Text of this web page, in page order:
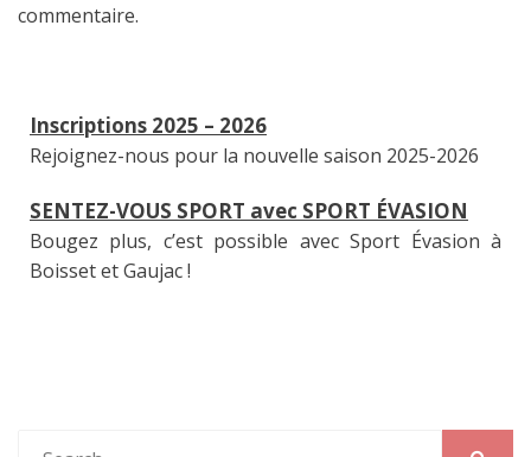
commentaire.
Inscriptions 2025 – 2026
Rejoignez-nous pour la nouvelle saison 2025-2026
SENTEZ-VOUS SPORT avec SPORT ÉVASION
Bougez plus, c’est possible avec Sport Évasion à
Boisset et Gaujac !